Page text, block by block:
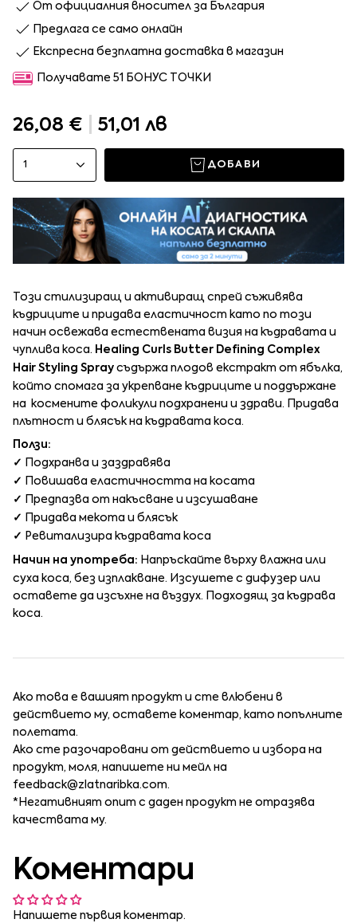
От официалния вносител за България
Предлага се само онлайн
Експресна безплатна доставка в магазин
Получавате 51 БОНУС ТОЧКИ
26,08 € 51,01 лв
1 ДОБАВИ
Този стилизиращ и активиращ спрей съживява
къдриците и придава еластичност като по този
начин освежава естествената визия на къдравата и
чуплива коса. Healing Curls Butter Defining Complex
Hair Styling Spray съдържа плодов екстракт от ябълка,
който спомага за укрепване къдриците и поддържане
на космените фоликули подхранени и здрави. Придава
плътност и блясък на къдравата коса.
Ползи:
✓
Подхранва и заздравява
✓
Повишава еластичността на косата
✓
Предпазва от накъсване и изсушаване
✓
Придава мекота и блясък
✓ Ревитализира къдравата коса
Начин на употреба: Напръскайте върху влажна или
суха коса, без изплакване. Изсушете с дифузер или
оставете да изсъхне на въздух. Подходящ за къдрава
коса.
Ако това е вашият продукт и сте влюбени в
действието му, оставете коментар, като попълните
полетата.
Ако сте разочаровани от действието и избора на
продукт, моля, напишете ни мейл на
feedback@zlatnaribka.com.
*Негативният опит с даден продукт не отразява
качествата му.
Коментари
Напишете първия коментар.